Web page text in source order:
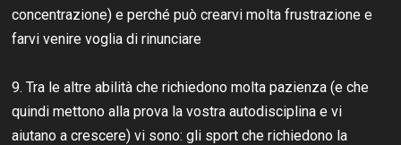
concentrazione) e perché può crearvi molta frustrazione e
farvi venire voglia di rinunciare
9. Tra le altre abilità che richiedono molta pazienza (e che
quindi mettono alla prova la vostra autodisciplina e vi
aiutano a crescere) vi sono: gli sport che richiedono la